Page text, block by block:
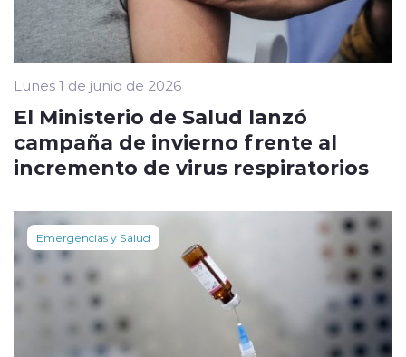
Lunes 1 de junio de 2026
El Ministerio de Salud lanzó
campaña de invierno frente al
incremento de virus respiratorios
Emergencias y Salud